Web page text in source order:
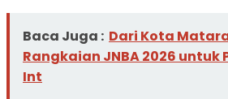
Baca Juga : Dari Kota
Rangkaian JNBA 2026 untuk
Int